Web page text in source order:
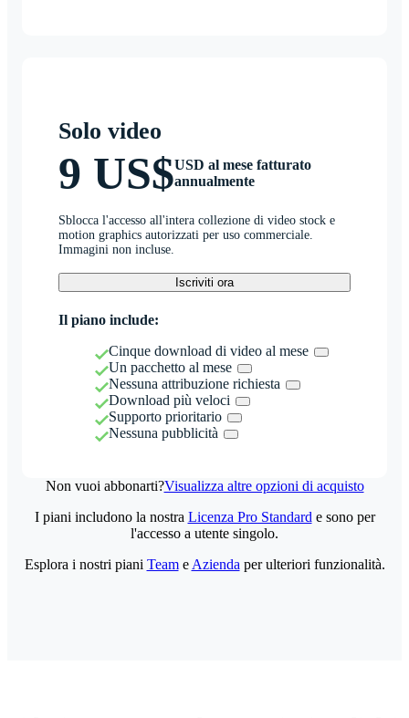
Solo video
9 US$USD al mese fatturato
annualmente
Sblocca l'accesso all'intera collezione di video stock e
motion graphics autorizzati per uso commerciale.
Immagini non incluse.
Iscriviti ora
Il piano include:
Cinque download di video al mese
Un pacchetto al mese
Nessuna attribuzione richiesta
Download più veloci
Supporto prioritario
Nessuna pubblicità
Non vuoi abbonarti?Visualizza altre opzioni di acquisto
I piani includono la nostra Licenza Pro Standard e sono per
l'accesso a utente singolo.
Esplora i nostri piani Teame Azienda per ulteriori funzionalità.